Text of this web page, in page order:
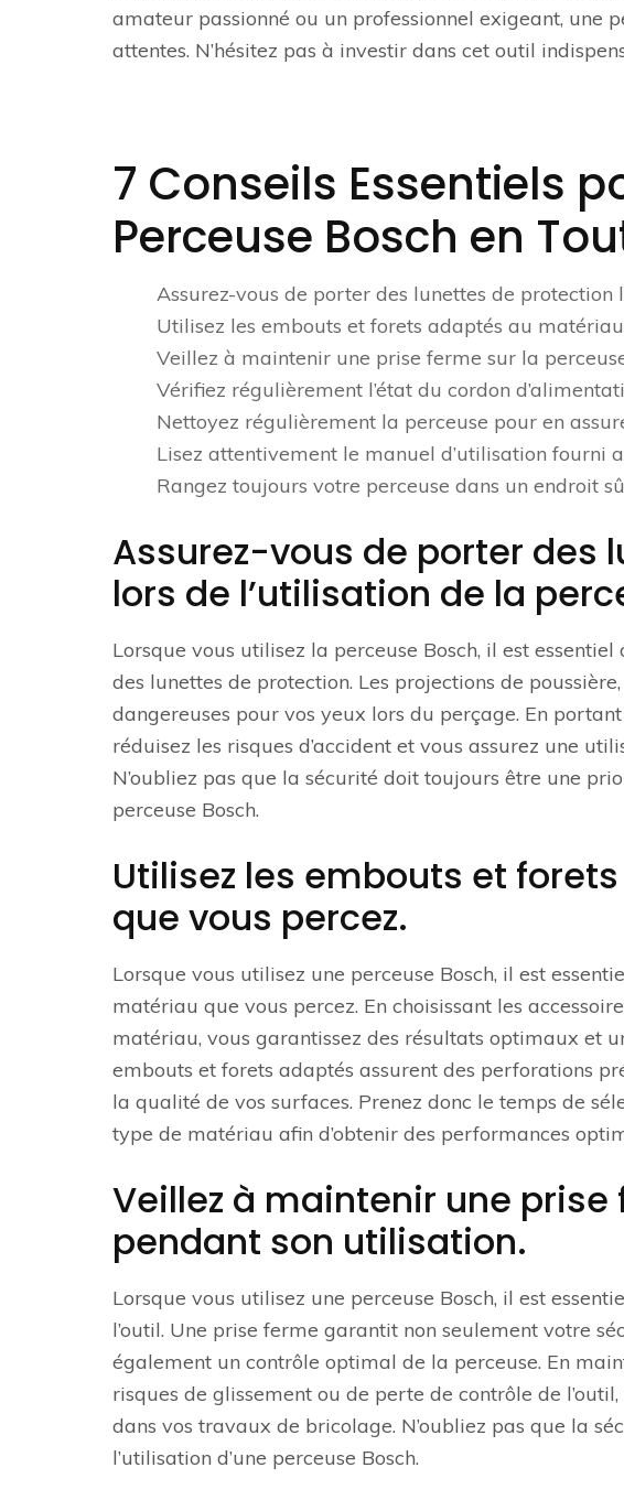
amateur passionné ou un professionnel exigeant, une
attentes. N’hésitez pas à investir dans cet outil
7 Conseils Essentiels
Perceuse Bosch en
Assurez-vous de porter des lunettes de protection
Utilisez les embouts et forets adaptés au
Veillez à maintenir une prise ferme sur la
Vérifiez régulièrement l’état du cordon
Nettoyez régulièrement la perceuse pour en
Lisez attentivement le manuel d’utilisation fourni
Rangez toujours votre perceuse dans un endroit
Assurez-vous de porter des
lors de l’utilisation de la
Lorsque vous utilisez la perceuse Bosch, il est
des lunettes de protection. Les projections de
dangereuses pour vos yeux lors du perçage. En
réduisez les risques d’accident et vous assurez une
N’oubliez pas que la sécurité doit toujours être une
perceuse Bosch.
Utilisez les embouts et
que vous percez.
Lorsque vous utilisez une perceuse Bosch, il est
matériau que vous percez. En choisissant les
matériau, vous garantissez des résultats optimaux et
embouts et forets adaptés assurent des perforations
la qualité de vos surfaces. Prenez donc le temps de
type de matériau afin d’obtenir des performances
Veillez à maintenir une
pendant son utilisation.
Lorsque vous utilisez une perceuse Bosch, il est
l’outil. Une prise ferme garantit non seulement votre
également un contrôle optimal de la perceuse. En
risques de glissement ou de perte de contrôle de
dans vos travaux de bricolage. N’oubliez pas que la
l’utilisation d’une perceuse Bosch.